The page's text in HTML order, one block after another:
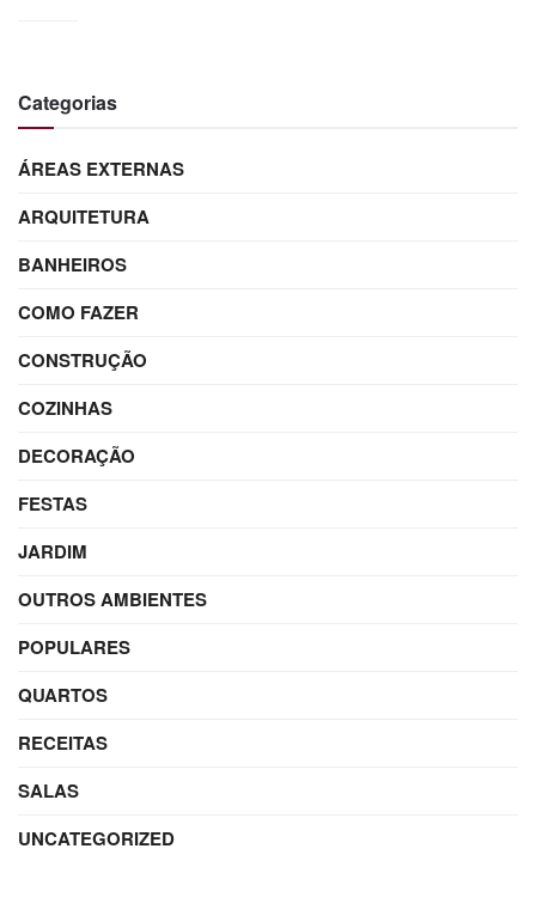
Categorias
ÁREAS EXTERNAS
ARQUITETURA
BANHEIROS
COMO FAZER
CONSTRUÇÃO
COZINHAS
DECORAÇÃO
FESTAS
JARDIM
OUTROS AMBIENTES
POPULARES
QUARTOS
RECEITAS
SALAS
UNCATEGORIZED